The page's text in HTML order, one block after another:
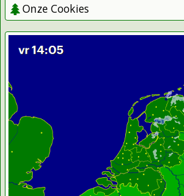
Onze Cookies